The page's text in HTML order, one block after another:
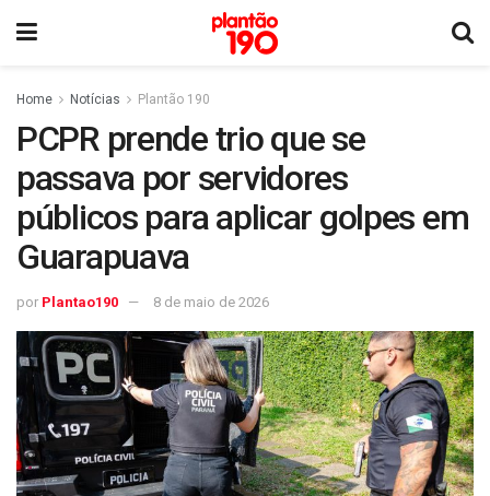
Home Notícias Plantão 190
PCPR prende trio que se
passava por servidores
públicos para aplicar golpes em
Guarapuava
por Plantao190 8 de maio de 2026